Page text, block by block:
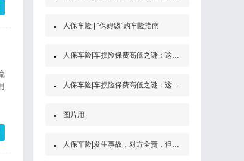
人保车险 | “保姆级”购车险指南
人保车险|车损险保费高低之谜：这些因素决定了你的保费
人保车险|车损险保费高低之谜：这些因素决定了你的保费
图片用
人保车险|发生事故，对方全责，但是他没买保险怎么办？